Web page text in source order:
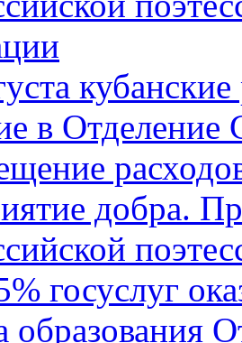
в
добра.
госуслуг
образования